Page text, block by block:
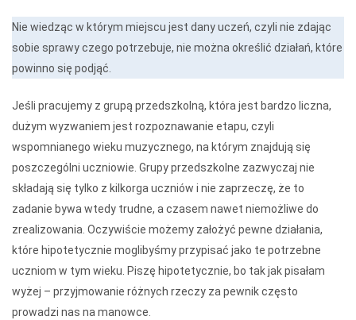
Nie wiedząc w którym miejscu jest dany uczeń, czyli nie zdając
sobie sprawy czego potrzebuje, nie można określić działań, które
powinno się podjąć.
Jeśli pracujemy z grupą przedszkolną, która jest bardzo liczna,
dużym wyzwaniem jest rozpoznawanie etapu, czyli
wspomnianego wieku muzycznego, na którym znajdują się
poszczególni uczniowie. Grupy przedszkolne zazwyczaj nie
składają się tylko z kilkorga uczniów i nie zaprzeczę, że to
zadanie bywa wtedy trudne, a czasem nawet niemożliwe do
zrealizowania. Oczywiście możemy założyć pewne działania,
które hipotetycznie moglibyśmy przypisać jako te potrzebne
uczniom w tym wieku. Piszę hipotetycznie, bo tak jak pisałam
wyżej – przyjmowanie różnych rzeczy za pewnik często
prowadzi nas na manowce.